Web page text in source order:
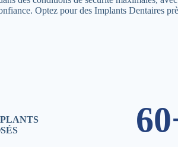
Optez pour des Implants Dentaires